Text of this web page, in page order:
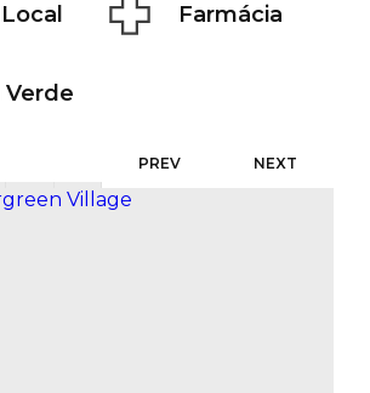
Farmácia
Verde
PREV NEXT